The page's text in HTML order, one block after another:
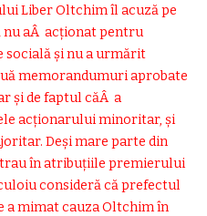
Liber Oltchim îl acuză pe
aÂ acționat pentru
socială și nu a urmărit
memorandumuri aprobate
și de faptul căÂ a
acționarului minoritar, și
Deși mare parte din
în atribuțiile premierului
consideră că prefectul
a mimat cauza Oltchim în